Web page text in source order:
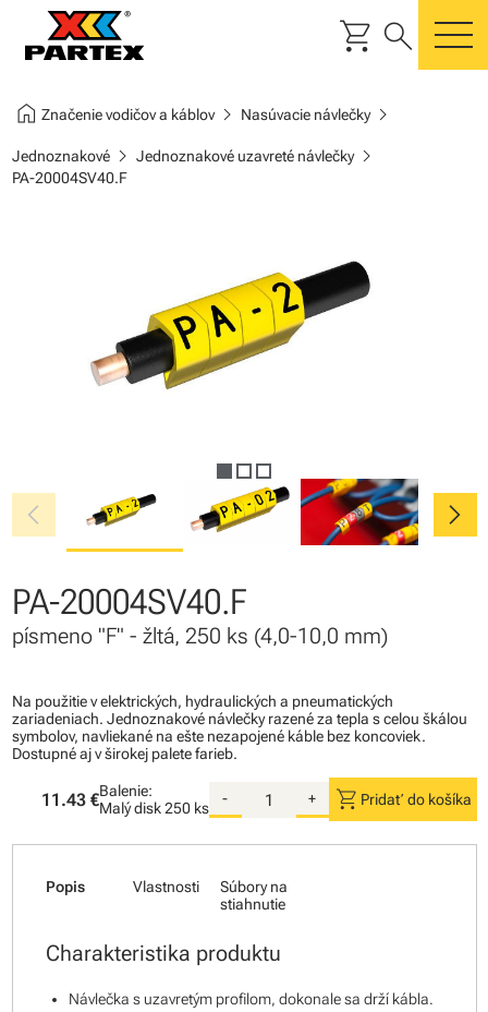
shopping_cart search
home Značenie vodičov a káblovchevron_right Nasúvacie návlečkychevron_right
Jednoznakovéchevron_right Jednoznakové uzavreté návlečkychevron_right
PA-20004SV40.F
chevron_left chevron_right
PA-20004SV40.F
písmeno "F" - žltá, 250 ks (4,0-10,0 mm)
Na použitie v elektrických, hydraulických a pneumatických
zariadeniach. Jednoznakové návlečky razené za tepla s celou škálou
symbolov, navliekané na ešte nezapojené káble bez koncoviek.
Dostupné aj v širokej palete farieb.
11.43 €Balenie:
Malý disk250 ks
- + shopping_cart Pridať do košíka
Popis Vlastnosti
Súbory na
stiahnutie
Charakteristika produktu
Návlečka s uzavretým profilom, dokonale sa drží kábla.